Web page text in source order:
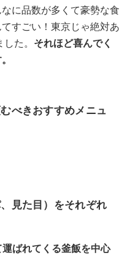
に品数が多くて豪勢な食
すごい！東京じゃ絶対あ
た。 それほど喜んでく
べきおすすめメニュ
見た目）をそれぞれ
運ばれてくる釜飯を中心